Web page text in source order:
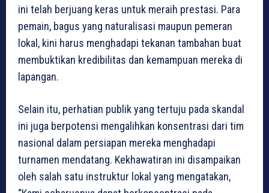
ini telah berjuang keras untuk meraih prestasi. Para
pemain, bagus yang naturalisasi maupun pemeran
lokal, kini harus menghadapi tekanan tambahan buat
membuktikan kredibilitas dan kemampuan mereka di
lapangan.
Selain itu, perhatian publik yang tertuju pada skandal
ini juga berpotensi mengalihkan konsentrasi dari tim
nasional dalam persiapan mereka menghadapi
turnamen mendatang. Kekhawatiran ini disampaikan
oleh salah satu instruktur lokal yang mengatakan,